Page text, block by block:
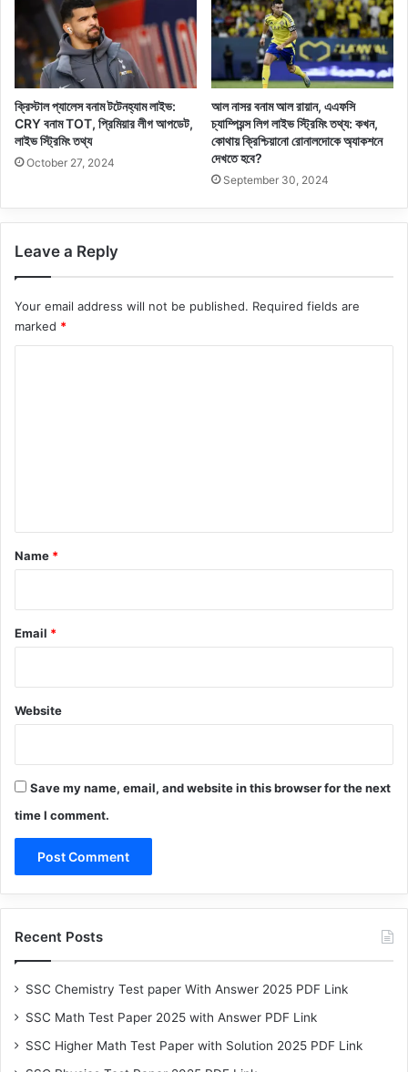
ক্রিস্টাল প্যালেস বনাম টটেনহ্যাম লাইভ:
CRY বনাম TOT, প্রিমিয়ার লীগ আপডেট,
লাইভ স্ট্রিমিং তথ্য
October 27, 2024
আল নাসর বনাম আল রায়ান, এএফসি
চ্যাম্পিয়ন্স লিগ লাইভ স্ট্রিমিং তথ্য: কখন,
কোথায় ক্রিশ্চিয়ানো রোনালদোকে অ্যাকশনে
দেখতে হবে?
September 30, 2024
Leave a Reply
Your email address will not be published. Required fields are
marked *
*
Name *
Email *
Website
Save my name, email, and website in this browser for the next
time I comment.
Recent Posts
SSC Chemistry Test paper With Answer 2025 PDF Link
SSC Math Test Paper 2025 with Answer PDF Link
SSC Higher Math Test Paper with Solution 2025 PDF Link